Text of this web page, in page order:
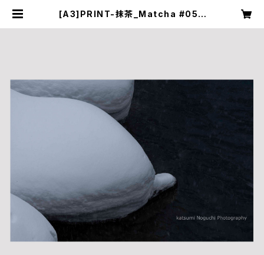
[A3]PRINT-抹茶_Matcha #05 |